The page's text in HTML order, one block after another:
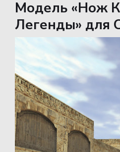
Модель «Нож
Легенды» для